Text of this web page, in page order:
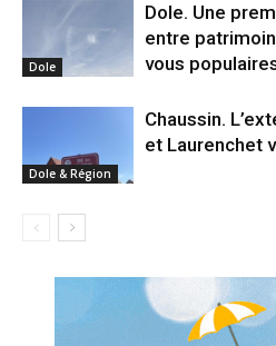
Dole
Dole. Une
entre
vous
Dole & Région
Chaussin.
et Laurenchet